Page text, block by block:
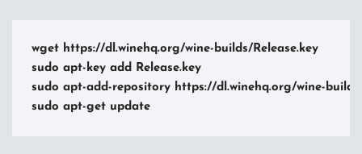
wget https://dl.winehq.org/wine-builds/Release.key
sudo apt-key add Release.key
sudo apt-add-repository https://dl.winehq.org/wine-
sudo apt-get update